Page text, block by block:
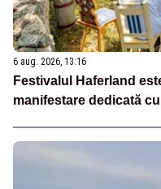
6 aug. 2026, 13:16
Festivalul Haferland
manifestare dedicată